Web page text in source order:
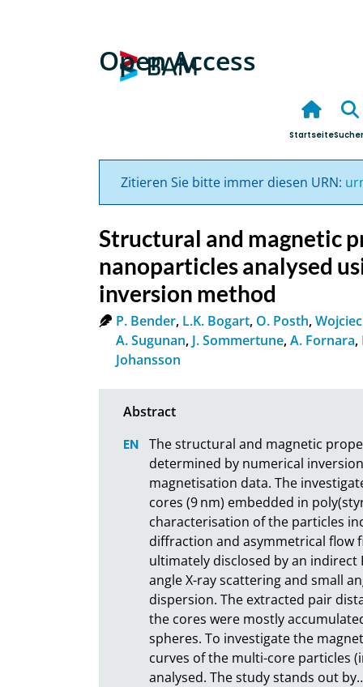
Open Access
Startseite
Zitieren Sie bitte immer diesen URN:
Structural and magnetic
nanoparticles analysed
inversion method
P. Bender, L.K. Bogart, O. Posth,
A. Sugunan, J. Sommertune,A. Fornara,
Johansson
The structural and magnetic
determined by numerical
magnetisation data. The
cores (9 nm) embedded in
characterisation of the particles
diffraction and asymmetrical flow
ultimately disclosed by an
angle X-ray scattering and small
dispersion. The extracted pair
the cores were mostly
spheres. To investigate the
curves of the multi-core particles
analysed. The study stands out by